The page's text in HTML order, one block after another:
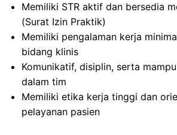
Memiliki STR aktif dan bersedia
(Surat Izin Praktik)
Memiliki pengalaman kerja
bidang klinis
Komunikatif, disiplin, serta
dalam tim
Memiliki etika kerja tinggi dan
pelayanan pasien